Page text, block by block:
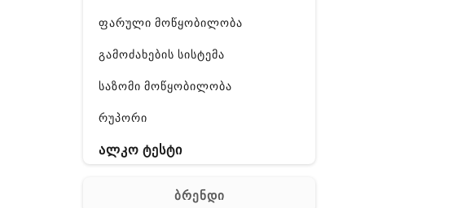
ფარული მოწყობილობა
გამოძახების სისტემა
საზომი მოწყობილობა
რუპორი
ალკო ტესტი
ბრენდი